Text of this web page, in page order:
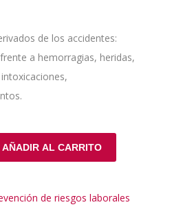
de los accidentes:
a hemorragias, heridas,
AÑADIR AL CARRITO
de riesgos laborales